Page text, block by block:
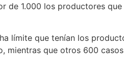
de 1.000 los productores
límite que tenían los
que otros 600